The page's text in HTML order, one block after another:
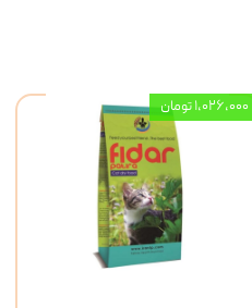
۱,۰۲۶,۰۰۰ تومان